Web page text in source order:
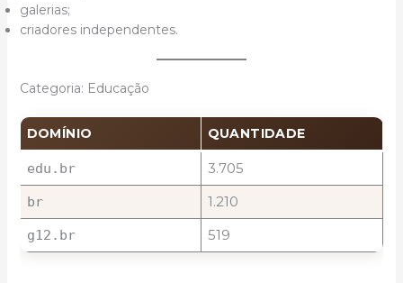
galerias;
criadores independentes.
Categoria: Educação
DOMÍNIO QUANTIDADE
edu.br 3.705
br 1.210
g12.br 519